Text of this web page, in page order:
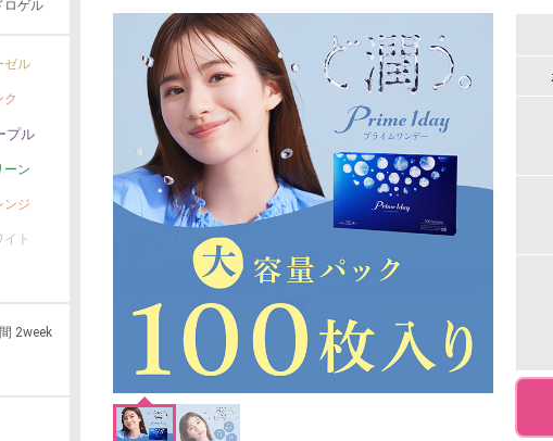
ロゲル
ゼル
ク
プル
ーン
ンジ
イト
2week